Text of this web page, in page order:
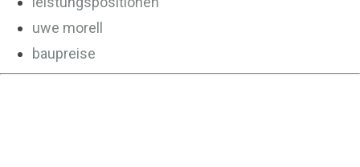
uwe morell
baupreise